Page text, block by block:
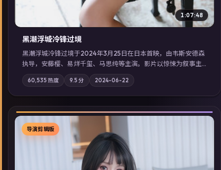
1:07:48
黑潮浮城·冷锋过境
黑潮浮城·冷锋过境于2024年3月25日在日本首映，由韦斯·安德森
执导，安藤樱、易烊千玺、马思纯等主演。影片以惊悚为叙事主
轴，失踪人口档案牵出跨国灰色产业链；摄影与配乐强化地域气
质；站内亦可通过「国产免费观看高清电视剧在线看」延展检索
同类型高分佳作，畅享高清在线追剧体验。
60,535 热度 9.5 分 2024-06-22
导演剪辑版